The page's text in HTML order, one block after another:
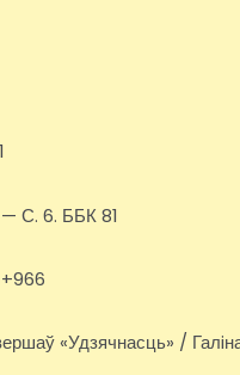
— С. 6. ББК 81
«Удзячнасць» /